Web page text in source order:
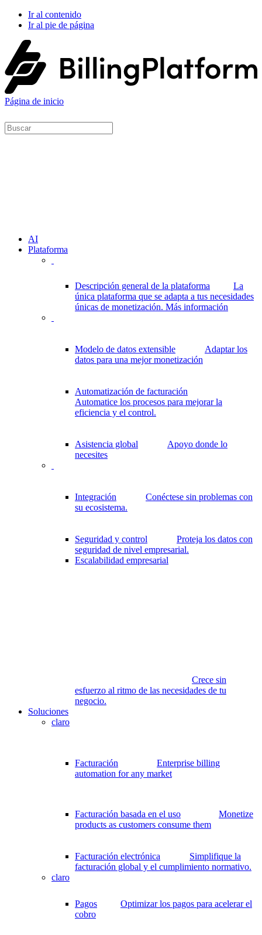
Ir al contenido
Ir al pie de página
Página de inicio
AI
Plataforma
Descripción general de la plataforma
La
única plataforma que se adapta a tus necesidades
únicas de monetización. Más información
Modelo de datos extensible
Adaptar los
datos para una mejor monetización
Automatización de facturación
Automatice los procesos para mejorar la
eficiencia y el control.
Asistencia global
Apoyo donde lo
necesites
Integración
Conéctese sin problemas con
su ecosistema.
Seguridad y control
Proteja los datos con
seguridad de nivel empresarial.
Escalabilidad empresarial
Crece sin
esfuerzo al ritmo de las necesidades de tu
negocio.
Soluciones
claro
Facturación
Enterprise billing
automation for any market
Facturación basada en el uso
Monetize
products as customers consume them
Facturación electrónica
Simplifique la
facturación global y el cumplimiento normativo.
claro
Pagos
Optimizar los pagos para acelerar el
cobro